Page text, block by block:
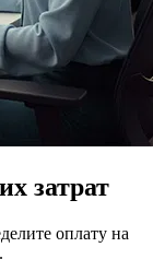
затрат
оплату на